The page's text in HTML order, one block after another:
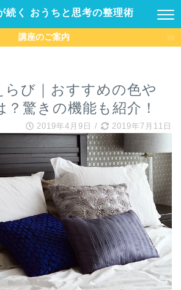
続く おうちと思考の整理術
講座のご案内
らび｜おすすめの色や
驚きの機能も紹介！
2019年4月9日 / 2019年7月11日